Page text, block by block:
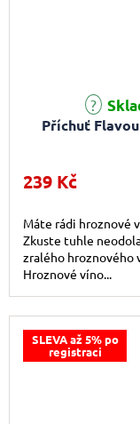
Příchuť
Průměrné
239 Kč
Máte rádi hroznové
Zkuste tuhle
zralého hroznového
Hroznové víno...
SLEVA až 5% po
registraci